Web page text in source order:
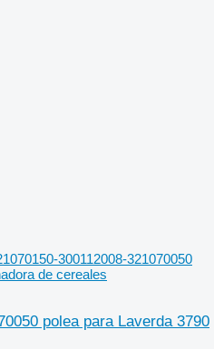
300112008-321070050
de cereales
polea para Laverda 3790